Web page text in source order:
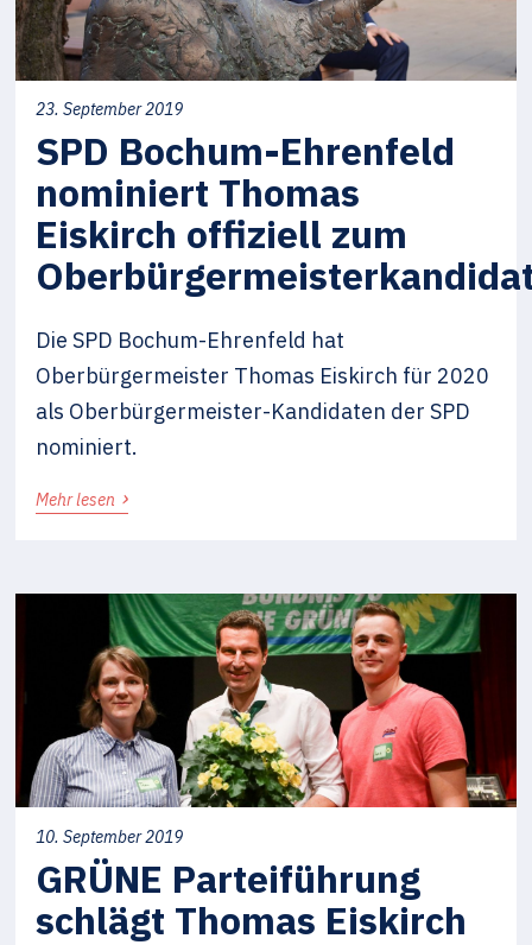
23. September 2019
SPD Bochum-Ehrenfeld
nominiert Thomas
Eiskirch offiziell zum
Die SPD Bochum-Ehrenfeld hat
Oberbürgermeister Thomas Eiskirch für 2020
als Oberbürgermeister-Kandidaten der SPD
nominiert.
Mehr lesen ›
10. September 2019
GRÜNE Parteiführung
schlägt Thomas Eiskirch